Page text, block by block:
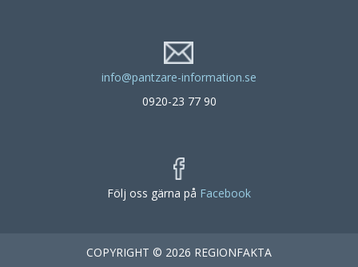
info@pantzare-information.se
0920-23 77 90
Följ oss gärna på Facebook
COPYRIGHT © 2026 REGIONFAKTA